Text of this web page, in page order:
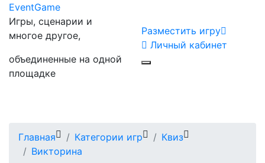
EventGame
Игры, сценарии и
многое другое,
объединенные на одной
площадке
Разместить игру
Личный кабинет
Главная Категории игр
Квиз
Викторина